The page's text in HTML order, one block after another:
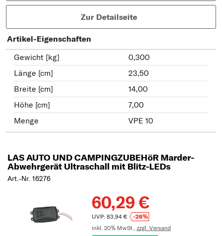
Zur Detailseite
Artikel-Eigenschaften
Gewicht [kg]
0,300
Länge [cm]
23,50
Breite [cm]
14,00
Höhe [cm]
7,00
Menge
VPE 10
LAS AUTO UND CAMPINGZUBEHöR Marder-
Abwehrgerät Ultraschall mit Blitz-LEDs
Art.-Nr. 16276
60,29 €
UVP: 83,94 €
-28%
inkl. 20% MwSt., zzgl. Versand